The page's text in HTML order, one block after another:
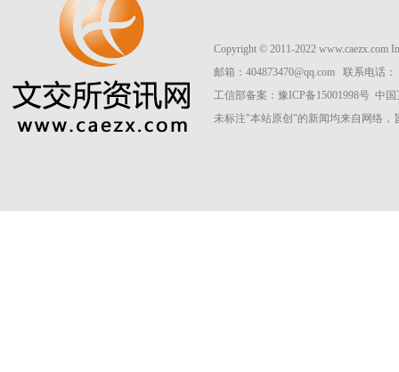
Copyright © 2011-2022 www.caezx.com
邮箱：404873470@qq.com 联系电话
工信部备案： 豫ICP备15001998号 中国
未标注"本站原创"的新闻均来自网络